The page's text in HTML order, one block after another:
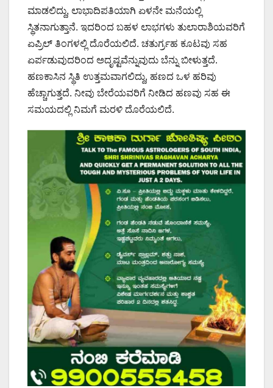
ಮಾಡಲಿದ್ದು, ಲಾಭಾದಿಪತಿಯಾಗಿ ಏಳನೇ ಮನೆಯಲ್ಲಿ
ಸ್ಥಿತನಾಗುತ್ತಾನೆ. ಇದರಿಂದ ಬಹಳ ಲಾಭಗಳು ತುಲಾರಾಶಿಯವರಿಗೆ
ಏಪ್ರಿಲ್ ತಿಂಗಳಲ್ಲಿ ದೊರೆಯಲಿದೆ. ಚತುರ್ಗ್ರಹ ಕೂಟವು ಸಹ
ಏರ್ಪಡುವುದರಿಂದ ಅದೃಷ್ಟವೆನ್ನುವುದು ಬೆನ್ನು ಬೀಳುತ್ತದೆ.
ಹಣಕಾಸಿನ ಸ್ಥಿತಿ ಉತ್ತಮವಾಗಲಿದ್ದು, ಹಣದ‌ ಒಳ ಹರಿವು
ಹೆಚ್ಚಾಗುತ್ತದೆ. ನೀವು ಬೇರೆಯವರಿಗೆ ನೀಡಿದ ಹಣವು ಸಹ ಈ
ಸಮಯದಲ್ಲಿ ನಿಮಗೆ ಮರಳಿ ದೊರೆಯಲಿದೆ.